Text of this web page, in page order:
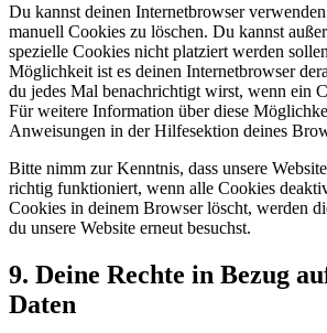
Du kannst deinen Internetbrowser
manuell Cookies zu löschen. Du kannst
spezielle Cookies nicht platziert werden
Möglichkeit ist es deinen Internetbrowser
du jedes Mal benachrichtigt wirst, wenn ein
Für weitere Information über diese
Anweisungen in der Hilfesektion deines
Bitte nimm zur Kenntnis, dass unsere
richtig funktioniert, wenn alle Cookies
Cookies in deinem Browser löscht, werden
du unsere Website erneut besuchst.
9. Deine Rechte in Bezug
Daten